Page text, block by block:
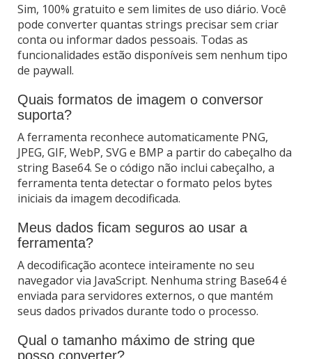
Sim, 100% gratuito e sem limites de uso diário. Você
pode converter quantas strings precisar sem criar
conta ou informar dados pessoais. Todas as
funcionalidades estão disponíveis sem nenhum tipo
de paywall.
Quais formatos de imagem o conversor
suporta?
A ferramenta reconhece automaticamente PNG,
JPEG, GIF, WebP, SVG e BMP a partir do cabeçalho da
string Base64. Se o código não inclui cabeçalho, a
ferramenta tenta detectar o formato pelos bytes
iniciais da imagem decodificada.
Meus dados ficam seguros ao usar a
ferramenta?
A decodificação acontece inteiramente no seu
navegador via JavaScript. Nenhuma string Base64 é
enviada para servidores externos, o que mantém
seus dados privados durante todo o processo.
Qual o tamanho máximo de string que
posso converter?